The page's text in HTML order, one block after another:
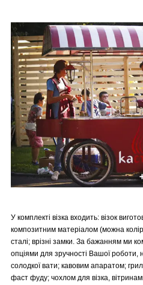
У комплекті візка входить: візок
композитним матеріалом (можна колір
сталі; врізні замки. За бажанням ми
опціями для зручності Вашої
солодкої вати; кавовим апаратом;
фаст фуду; чохлом для візка,